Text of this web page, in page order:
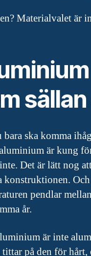
Materialvalet är
bara ska komma
är kung
Det är lätt nog
konstruktionen.
pendlar
år.
är inte
på den för